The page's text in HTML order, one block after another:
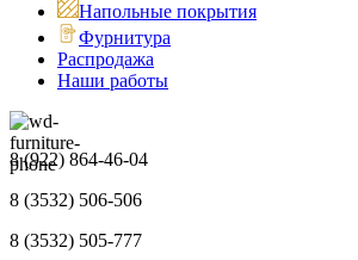
Напольные покрытия
Фурнитура
Распродажа
Наши работы
8 (922) 864-46-04
8 (3532) 506-506
8 (3532) 505-777